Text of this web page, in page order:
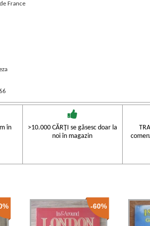
France
în
>10.000 CĂRŢI se găsesc doar la
noi în magazin
-60%